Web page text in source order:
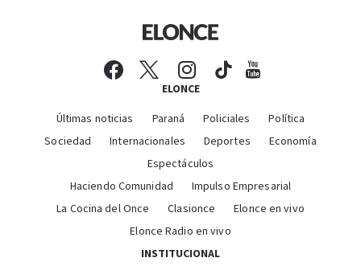
ELONCE
Últimas noticias Paraná Policiales
Política
Sociedad
Internacionales Deportes
Economía
Espectáculos
Haciendo Comunidad
Impulso Empresarial
La Cocina del Once
Clasionce
Elonce en vivo
Elonce Radio en vivo
INSTITUCIONAL